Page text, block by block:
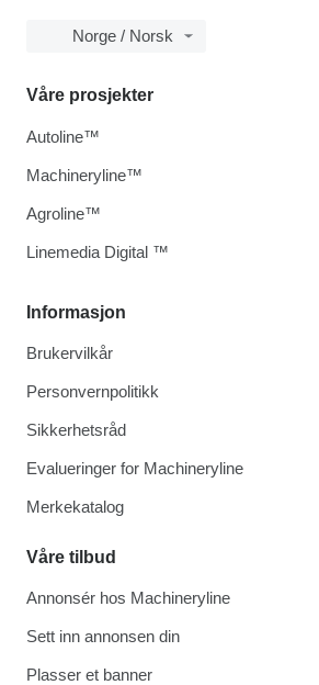
Norge / Norsk
Informasjon
Brukervilkår
Personvernpolitikk
Sikkerhetsråd
Evalueringer for Machineryline
Merkekatalog
Våre tilbud
Annonsér hos Machineryline
Sett inn annonsen din
Plasser et banner
Våre prosjekter
Autoline™
Machineryline™
Agroline™
Linemedia Digital ™